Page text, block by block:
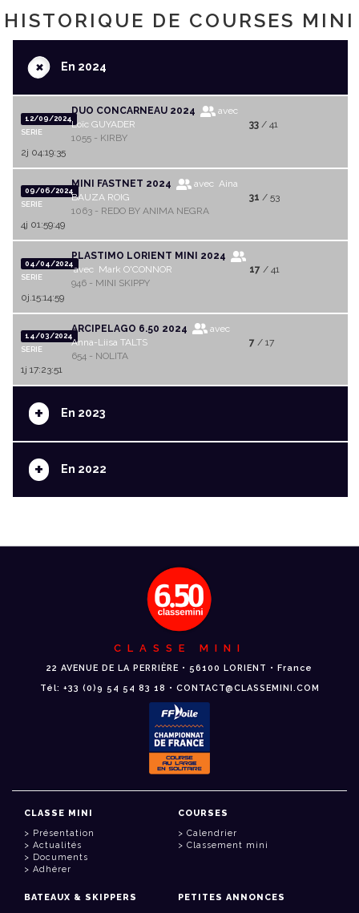
HISTORIQUE DE COURSES MINI
+En 2024
12/09/2024
SERIE
DUO CONCARNEAU 2024
avec
Loïc GUYADER
1055 - KIRBY
33/ 41
2j 04:19:35
09/06/2024
SERIE
MINI FASTNET 2024
avec Aina
BAUZA ROIG
1063 - REDO BY ANIMA NEGRA
31 / 53
4j 01:59:49
04/04/2024
SERIE
PLASTIMO LORIENT MINI 2024
avec Mark O'CONNOR
946 - MINI SKIPPY
17 / 41
0j.15:14:59
14/03/2024
SERIE
ARCIPELAGO 6.50 2024
avec
Anna-Liisa TALTS
654 - NOLITA
7 / 17
1j 17:23:51
+ En 2023
+ En 2022
CLASSE MINI
22 AVENUE DE LA PERRIÈRE • 56100 LORIENT • France
Tél: +33 (0)9 54 54 83 18 • CONTACT@CLASSEMINI.COM
CLASSE MINI
Présentation
Actualités
Documents
Adhérer
COURSES
Calendrier
Classement mini
BATEAUX & SKIPPERS
PETITES ANNONCES